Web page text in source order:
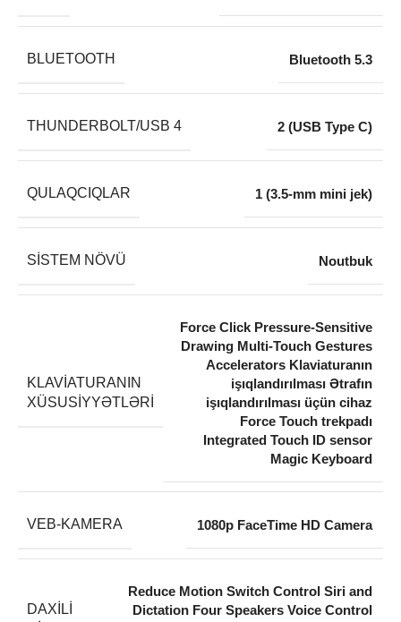
BLUETOOTH Bluetooth 5.3
THUNDERBOLT/USB 4 2 (USB Type C)
QULAQCIQLAR 1 (3.5-mm mini jek)
SISTEM NÖVÜ Noutbuk
KLAVIATURANIN
XÜSUSIYYƏTLƏRI
Force Click Pressure-Sensitive
Drawing Multi-Touch Gestures
Accelerators Klaviaturanın
işıqlandırılması Ətrafın
işıqlandırılması üçün cihaz
Force Touch trekpadı
Integrated Touch ID sensor
Magic Keyboard
VEB-KAMERA 1080p FaceTime HD Camera
DAXILI
Reduce Motion Switch Control Siri and
Dictation Four Speakers Voice Control